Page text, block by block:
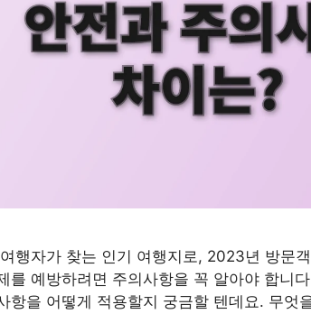
행자가 찾는 인기 여행지로, 2023년 방문
를 예방하려면 주의사항을 꼭 알아야 합니
항을 어떻게 적용할지 궁금할 텐데요. 무엇